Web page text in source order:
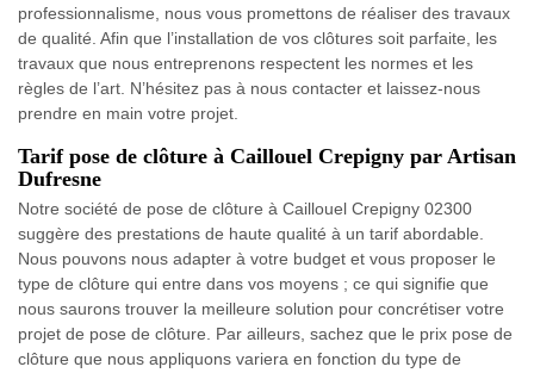
professionnalisme, nous vous promettons de réaliser des travaux
de qualité. Afin que l’installation de vos clôtures soit parfaite, les
travaux que nous entreprenons respectent les normes et les
règles de l’art. N’hésitez pas à nous contacter et laissez-nous
prendre en main votre projet.
Tarif pose de clôture à Caillouel Crepigny par Artisan
Dufresne
Notre société de pose de clôture à Caillouel Crepigny 02300
suggère des prestations de haute qualité à un tarif abordable.
Nous pouvons nous adapter à votre budget et vous proposer le
type de clôture qui entre dans vos moyens ; ce qui signifie que
nous saurons trouver la meilleure solution pour concrétiser votre
projet de pose de clôture. Par ailleurs, sachez que le prix pose de
clôture que nous appliquons variera en fonction du type de